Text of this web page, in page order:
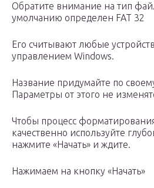
Обратите внимание на тип
умолчанию определен FAT 32
Его считывают любые
управлением Windows.
Название придумайте по
Параметры от этого не
Чтобы процесс
качественно используйте
нажмите «Начать» и ждите.
Нажимаем на кнопку «Начать»